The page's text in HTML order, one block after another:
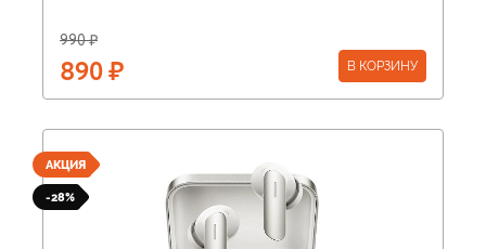
990 ₽
890 ₽ В КОРЗИНУ
АКЦИЯ
-28%